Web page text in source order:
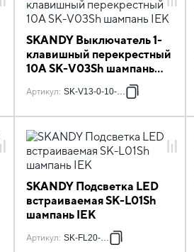
SKANDY Выключатель 1-
клавишный перекрестный
10А SK-V03Sh шампань
Артикул: SK-V13-0-10-K37
SKANDY Подсветка LED
встраиваемая SK-L01Sh
шампань IEK
Артикул: SK-FL20-K37